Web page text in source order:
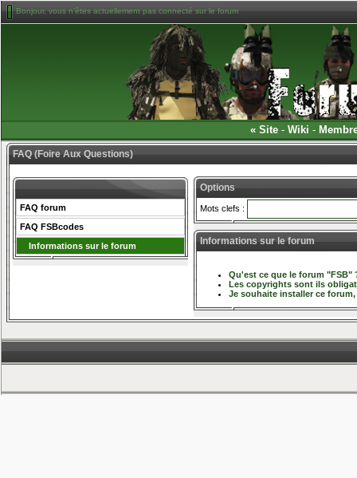
Bonjour, vous n'êtes actuellement pas connecté sur le forum
« Site - Wiki -
FAQ (Foire Aux Questions)
FAQ forum
FAQ FSBcodes
Informations sur le forum
Options
Mots clefs :
Informations sur le forum
Qu'est ce que le forum "FSB"
Les copyrights sont ils
Je souhaite installer ce